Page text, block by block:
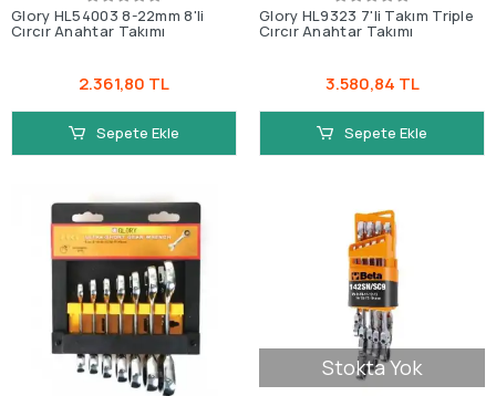
Glory HL54003 8-22mm 8'li
Cırcır Anahtar Takımı
2.361,80 TL
Sepete Ekle
Glory HL9323 7'li Takım Triple
Cırcır Anahtar Takımı
3.580,84 TL
Sepete Ekle
Stokta Yok